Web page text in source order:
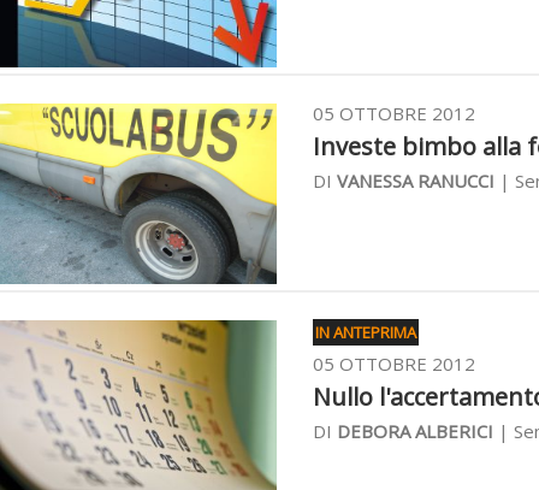
05 OTTOBRE 2012
Investe bimbo alla
DI VANESSA RANUCCI |
IN ANTEPRIMA
05 OTTOBRE 2012
Nullo
DI DEBORA ALBERICI |